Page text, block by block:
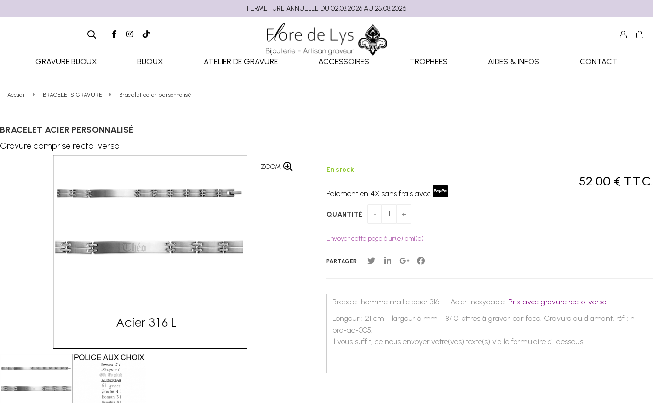
GRAVURE BIJOUX BIJOUX ATELIER DE GRAVURE ACCESSOIRES TROPHEES AIDES & INFOS CONTACT
Accueil BRACELETS GRAVURE Bracelet acier personnalisé
BRACELET ACIER PERSONNALISÉ
Gravure comprise recto-verso
ZOOM
52.00 € T.T.C.
En stock
Paiement en 4X sans frais avec
QUANTITÉ
Envoyer cette page à un(e) ami(e)
PARTAGER
Bracelet homme maille acier 316 L. Acier inoxydable. Prix avec gravure recto-verso.
Longeur : 21 cm - largeur 6 mm - 8/10 lettres à graver par face. Gravure au diamant. réf : h-
bra-ac-005.
Il vous suffit, de nous envoyer votre(vos) texte(s) via le formulaire ci-dessous.
FERMETURE ANNUELLE DU 02.08.2026 AU 25.08.2026